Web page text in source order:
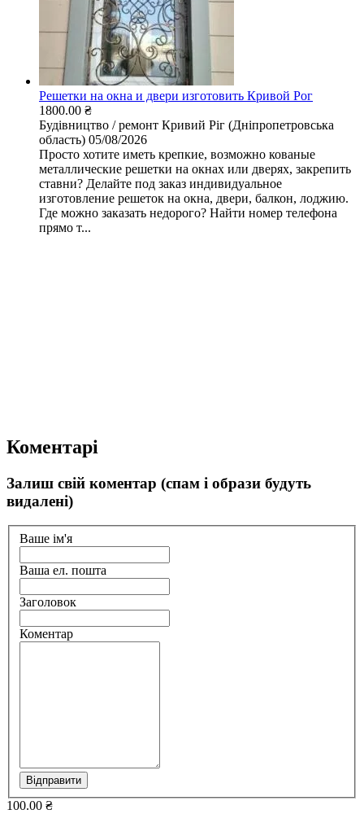
Решетки на окна и двери изготовить Кривой Рог
1800.00 ₴
Будівництво / ремонт Кривий Ріг (Дніпропетровська
область) 05/08/2026
Просто хотите иметь крепкие, возможно кованые
металлические решетки на окнах или дверях, закрепить
ставни? Делайте под заказ индивидуальное
изготовление решеток на окна, двери, балкон, лоджию.
Где можно заказать недорого? Найти номер телефона
прямо т...
Коментарі
Залиш свій коментар (спам і образи будуть
видалені)
Ваше ім'я
Ваша ел. пошта
Заголовок
Коментар
Відправити
100.00 ₴